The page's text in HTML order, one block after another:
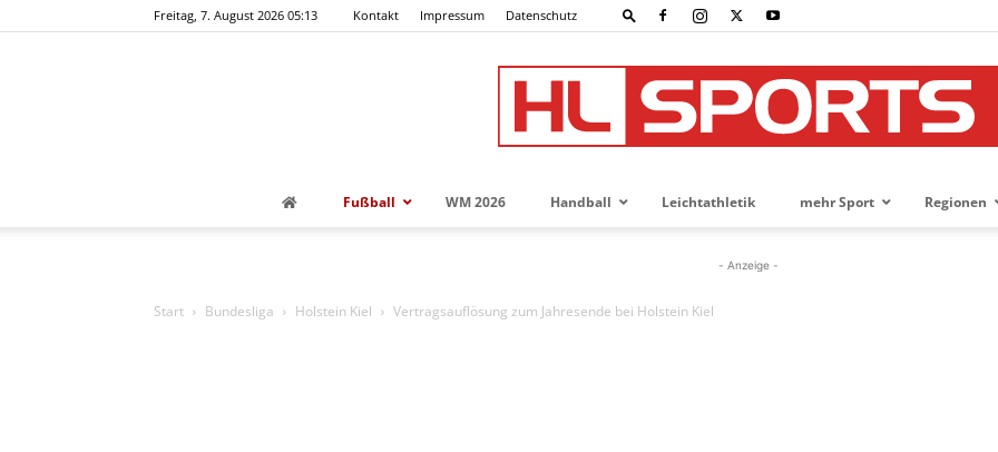
Freitag, 7. August 2026 05:13 Kontakt Impressum Datenschutz
Fußball WM 2026 Handball Leichtathletik mehr Sport Regionen
- Anzeige -
Start Bundesliga Holstein Kiel Vertragsauflösung zum Jahresende bei Holstein Kiel